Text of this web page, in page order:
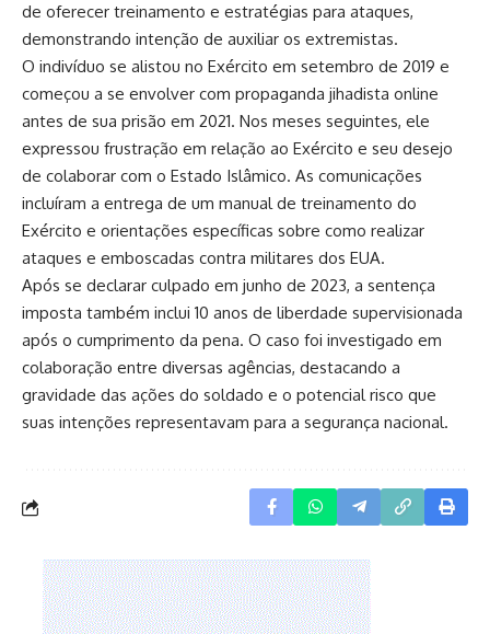
de oferecer treinamento e estratégias para ataques,
demonstrando intenção de auxiliar os extremistas.
O indivíduo se alistou no Exército em setembro de 2019 e
começou a se envolver com propaganda jihadista online
antes de sua prisão em 2021. Nos meses seguintes, ele
expressou frustração em relação ao Exército e seu desejo
de colaborar com o Estado Islâmico. As comunicações
incluíram a entrega de um manual de treinamento do
Exército e orientações específicas sobre como realizar
ataques e emboscadas contra militares dos EUA.
Após se declarar culpado em junho de 2023, a sentença
imposta também inclui 10 anos de liberdade supervisionada
após o cumprimento da pena. O caso foi investigado em
colaboração entre diversas agências, destacando a
gravidade das ações do soldado e o potencial risco que
suas intenções representavam para a segurança nacional.